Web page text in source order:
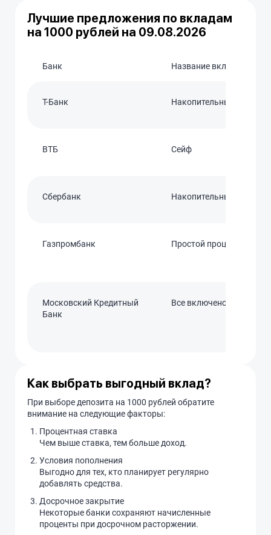
Лучшие предложения по вкладам
на 1000 рублей на 09.08.2026
Банк Название вклада
Т-Банк Накопительный
ВТБ Сейф
Сбербанк Накопительный счет
Газпромбанк Простой процент 2024
Московский Кредитный
Банк
Все включено
Как выбрать выгодный вклад?
При выборе депозита на 1000 рублей обратите
внимание на следующие факторы:
Процентная ставка
Чем выше ставка, тем больше доход.
Условия пополнения
Выгодно для тех, кто планирует регулярно
добавлять средства.
Досрочное закрытие
Некоторые банки сохраняют начисленные
проценты при досрочном расторжении.